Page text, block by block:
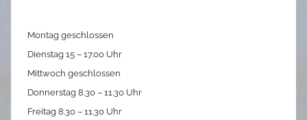
Montag geschlossen
Dienstag 15 – 17.00 Uhr
Mittwoch geschlossen
Donnerstag 8.30 – 11.30 Uhr
Freitag 8.30 – 11.30 Uhr